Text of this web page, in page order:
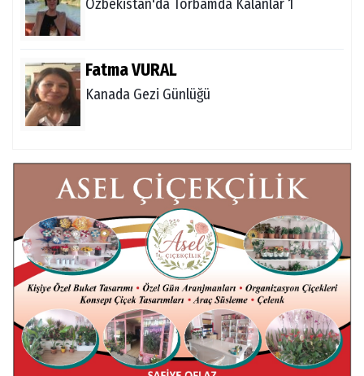
Özbekistan'da Torbamda Kalanlar 1
Fatma VURAL
Kanada Gezi Günlüğü
Mert AKAR
Röportaj Serisi-46: Konuk =Prof.Dr.Hakan
Atalay (Psikanaliz)
Hüseyin TUNÇAY
Gökçeada Gezimiz-IV
İsmail AYBEY
Belma Sebil'i Tanıyor Musunuz?